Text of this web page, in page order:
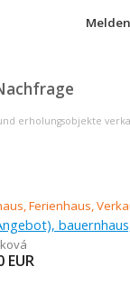
erholungsobjekte
EUR